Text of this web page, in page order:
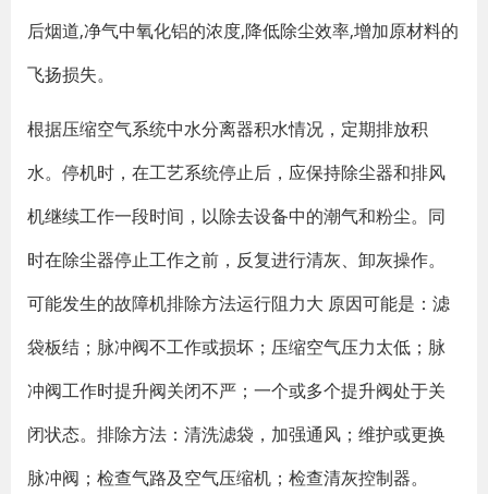
后烟道,净气中氧化铝的浓度,降低除尘效率,增加原材料的
飞扬损失。
根据压缩空气系统中水分离器积水情况，定期排放积
水。停机时，在工艺系统停止后，应保持除尘器和排风
机继续工作一段时间，以除去设备中的潮气和粉尘。同
时在除尘器停止工作之前，反复进行清灰、卸灰操作。
可能发生的故障机排除方法运行阻力大 原因可能是：滤
袋板结；脉冲阀不工作或损坏；压缩空气压力太低；脉
冲阀工作时提升阀关闭不严；一个或多个提升阀处于关
闭状态。排除方法：清洗滤袋，加强通风；维护或更换
脉冲阀；检查气路及空气压缩机；检查清灰控制器。